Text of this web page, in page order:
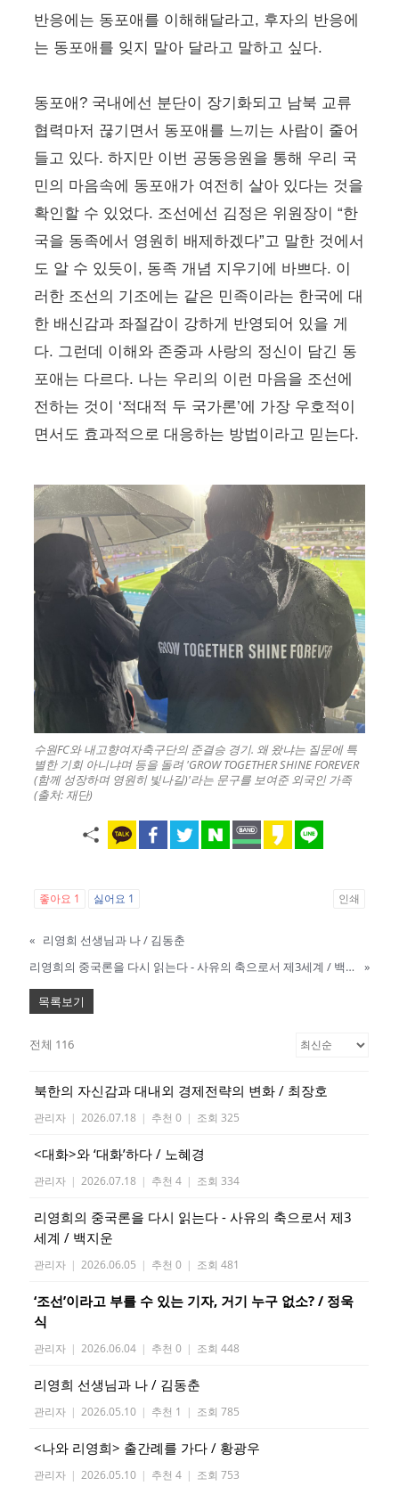
반응에는 동포애를 이해해달라고, 후자의 반응에
는 동포애를 잊지 말아 달라고 말하고 싶다.
동포애? 국내에선 분단이 장기화되고 남북 교류
협력마저 끊기면서 동포애를 느끼는 사람이 줄어
들고 있다. 하지만 이번 공동응원을 통해 우리 국
민의 마음속에 동포애가 여전히 살아 있다는 것을
확인할 수 있었다. 조선에선 김정은 위원장이 “한
국을 동족에서 영원히 배제하겠다”고 말한 것에서
도 알 수 있듯이, 동족 개념 지우기에 바쁘다. 이
러한 조선의 기조에는 같은 민족이라는 한국에 대
한 배신감과 좌절감이 강하게 반영되어 있을 게
다. 그런데 이해와 존중과 사랑의 정신이 담긴 동
포애는 다르다. 나는 우리의 이런 마음을 조선에
전하는 것이 ‘적대적 두 국가론’에 가장 우호적이
면서도 효과적으로 대응하는 방법이라고 믿는다.
수원FC와 내고향여자축구단의 준결승 경기. 왜 왔냐는 질문에 특
별한 기회 아니냐며 등을 돌려 'GROW TOGETHER SHINE FOREVER
(함께 성장하며 영원히 빛나길)'라는 문구를 보여준 외국인 가족
(출처: 재단)
좋아요 1 싫어요 1 인쇄
« 리영희 선생님과 나 / 김동춘
리영희의 중국론을 다시 읽는다 - 사유의 축으로서 제3세계 / 백지운
»
목록보기
전체 116
북한의 자신감과 대내외 경제전략의 변화 / 최장호
관리자 | 2026.07.18 | 추천 0 | 조회 325
<대화>와 ‘대화’하다 / 노혜경
관리자 | 2026.07.18 | 추천 4 | 조회 334
리영희의 중국론을 다시 읽는다 - 사유의 축으로서 제3
세계 / 백지운
관리자 | 2026.06.05 | 추천 0 | 조회 481
‘조선’이라고 부를 수 있는 기자, 거기 누구 없소? / 정욱
식
관리자 | 2026.06.04 | 추천 0 | 조회 448
리영희 선생님과 나 / 김동춘
관리자 | 2026.05.10 | 추천 1 | 조회 785
<나와 리영희> 출간례를 가다 / 황광우
관리자 | 2026.05.10 | 추천 4 | 조회 753